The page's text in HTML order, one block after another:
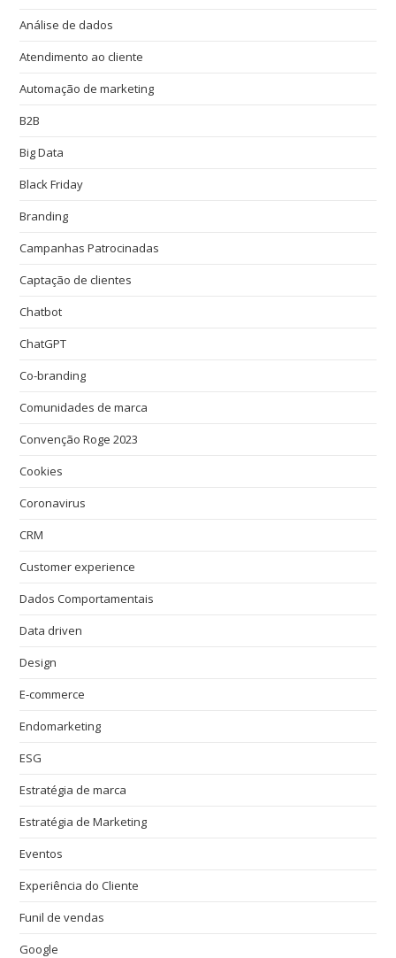
Análise de dados
Atendimento ao cliente
Automação de marketing
B2B
Big Data
Black Friday
Branding
Campanhas Patrocinadas
Captação de clientes
Chatbot
ChatGPT
Co-branding
Comunidades de marca
Convenção Roge 2023
Cookies
Coronavirus
CRM
Customer experience
Dados Comportamentais
Data driven
Design
E-commerce
Endomarketing
ESG
Estratégia de marca
Estratégia de Marketing
Eventos
Experiência do Cliente
Funil de vendas
Google